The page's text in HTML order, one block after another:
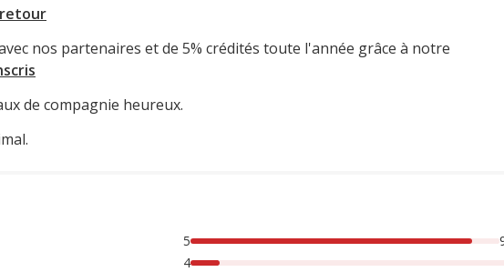
nos partenaires et de 5% crédités toute l'année grâce à notre
de compagnie heureux.
9% des personnes lont noté avec {1} étoiles,
5
4